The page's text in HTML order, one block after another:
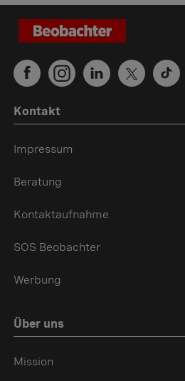
Kontakt
Impressum
Beratung
Kontaktaufnahme
SOS Beobachter
Werbung
Über uns
Mission